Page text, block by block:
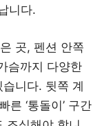
니다.
곳, 펜션 안쪽
슴까지 다양한
니다. 뒷쪽 계
른 ‘통돌이’ 구간